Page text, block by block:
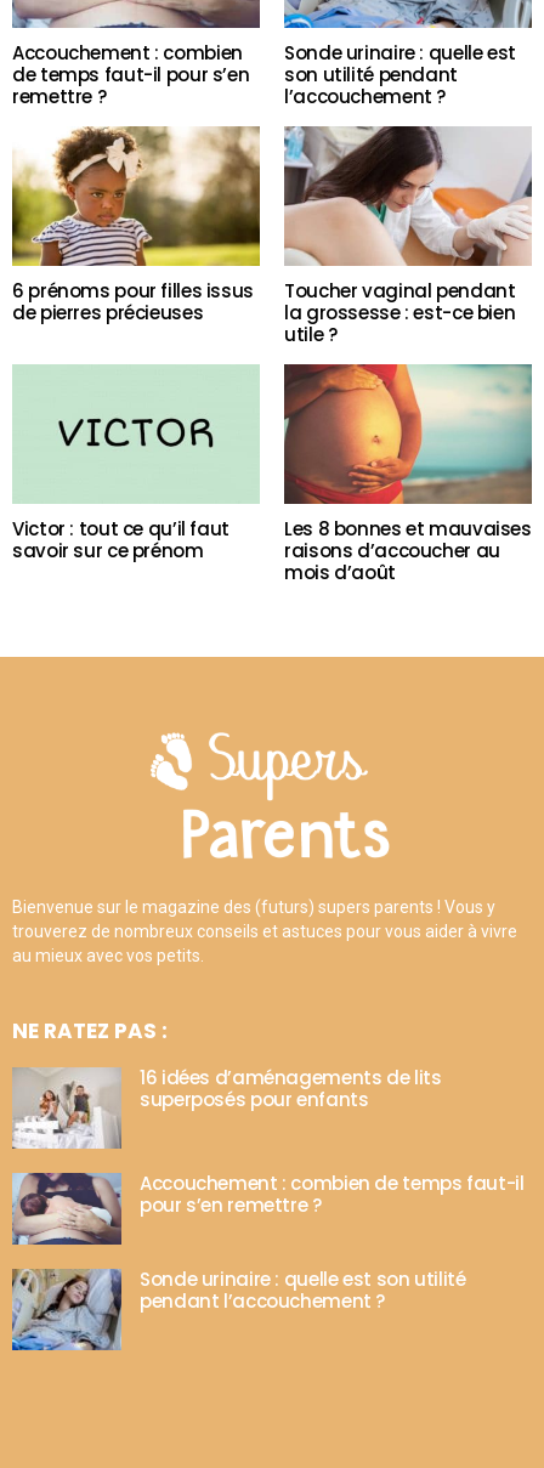
Accouchement : combien
de temps faut-il pour s’en
remettre ?
Sonde urinaire : quelle est
son utilité pendant
l’accouchement ?
6 prénoms pour filles issus
de pierres précieuses
Toucher vaginal pendant
la grossesse : est-ce bien
utile ?
Victor : tout ce qu’il faut
savoir sur ce prénom
Les 8 bonnes et mauvaises
raisons d’accoucher au
mois d’août
Bienvenue sur le magazine des (futurs) supers parents ! Vous y
trouverez de nombreux conseils et astuces pour vous aider à vivre
au mieux avec vos petits.
NE RATEZ PAS :
16 idées d’aménagements de lits
superposés pour enfants
Accouchement : combien de temps faut-il
pour s’en remettre ?
Sonde urinaire : quelle est son utilité
pendant l’accouchement ?